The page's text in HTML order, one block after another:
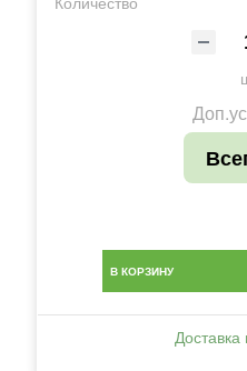
В КОРЗИНУ
Доставка